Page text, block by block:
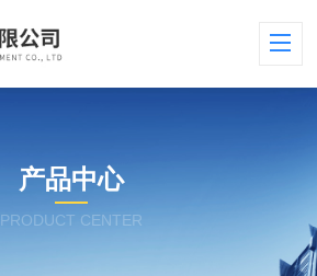
产品中心
PRODUCT CENTER